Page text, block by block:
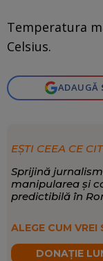
Temperatura
Celsius.
ADAUGĂ
EȘTI CEEA CE
Sprijină
manipularea și
predictibilă în
ALEGE CUM VREI
DONAȚIE